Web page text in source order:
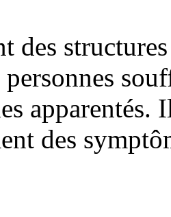
des
personnes
des